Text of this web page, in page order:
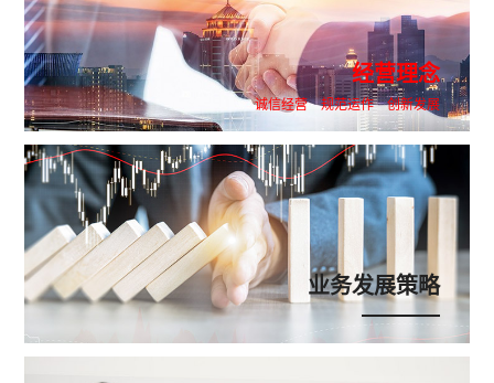
经营理念
诚信经营 规范运作 创新发展
业务发展策略